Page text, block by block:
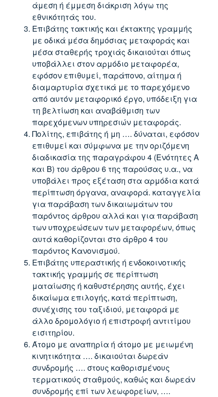
άμεση ή έμμεση διάκριση λόγω της
εθνικότητάς του.
Επιβάτης τακτικής και έκτακτης γραμμής
με οδικά μέσα δημόσιας μεταφοράς και
μέσα σταθερής τροχιάς δικαιούται όπως
υποβάλλει στον αρμόδιο μεταφορέα,
εφόσον επιθυμεί, παράπονο, αίτημα ή
διαμαρτυρία σχετικά με το παρεχόμενο
από αυτόν μεταφορικό έργο, υπόδειξη για
τη βελτίωση και αναβάθμιση των
παρεχόμενων υπηρεσιών μεταφοράς.
Πολίτης, επιβάτης ή μη …. δύναται, εφόσον
επιθυμεί και σύμφωνα με την οριζόμενη
διαδικασία της παραγράφου 4 (Ενότητες Α
και Β) του άρθρου 6 της παρούσας υ.α., να
υποβάλει προς εξέταση στα αρμόδια κατά
περίπτωση όργανα, αναφορά. καταγγελία
για παράβαση των δικαιωμάτων του
παρόντος άρθρου αλλά και για παράβαση
των υποχρεώσεων των μεταφορέων, όπως
αυτά καθορίζονται στο άρθρο 4 του
παρόντος Κανονισμού.
Επιβάτης υπεραστικής ή ενδοκοινοτικής
τακτικής γραμμής σε περίπτωση
ματαίωσης ή καθυστέρησης αυτής, έχει
δικαίωμα επιλογής, κατά περίπτωση,
συνέχισης του ταξιδιού, μεταφορά με
άλλο δρομολόγιο ή επιστροφή αντιτίμου
εισιτηρίου.
Άτομο με αναπηρία ή άτομο με μειωμένη
κινητικότητα …. δικαιούται δωρεάν
συνδρομής …. στους καθορισμένους
τερματικούς σταθμούς, καθώς και δωρεάν
συνδρομής επί των λεωφορείων, ….